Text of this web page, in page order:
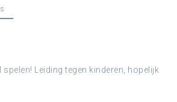
Leiding tegen kinderen, hopelijk